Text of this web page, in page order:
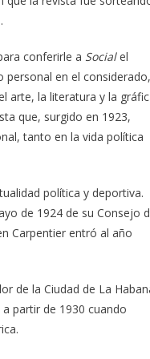
conferirle a Socialel
personal en el considerado,
arte, la literatura y la
que, surgido en 1923,
tanto en la vida política
política y deportiva.
de 1924 de su Consejo
Carpentier entró al año
de la Ciudad de La
partir de 1930 cuando